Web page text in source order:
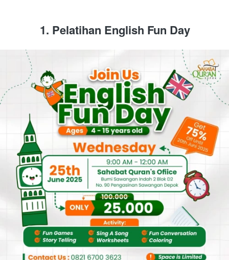
1. Pelatihan English Fun Day